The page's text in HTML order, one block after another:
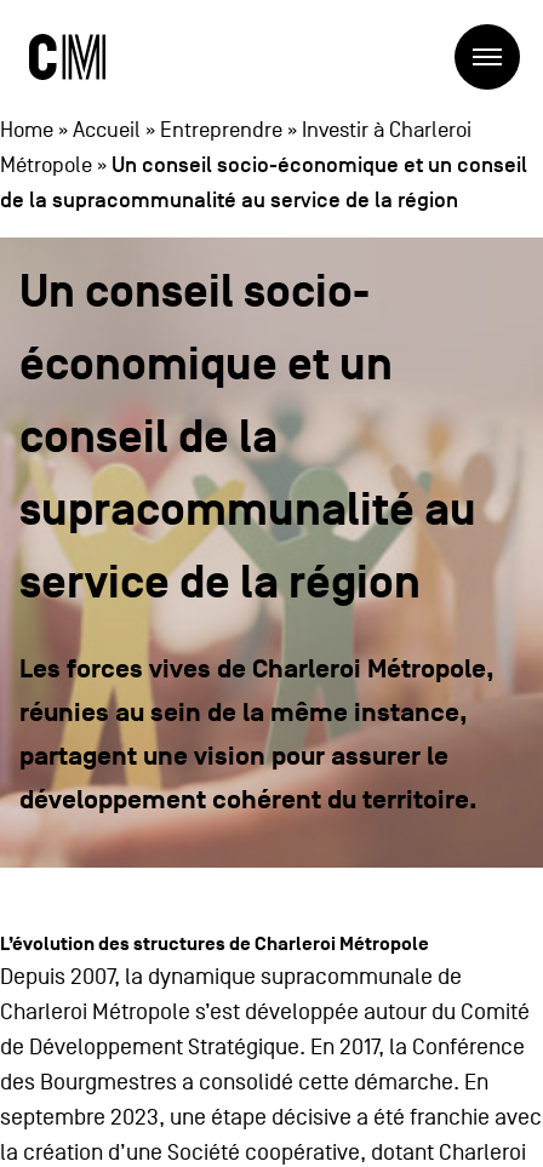
Charleroi
Métropole
Navigation
Charleroi Métropole
Structures
Manger local
Se former
Visiter
Projets
Blog
Contact
Navigation
secondaire
CONTACTEZ-NOUS
MENTIONS LÉGALES
COOKIES POLICY
POLITIQUE VIE PRIVÉE
FacebookInstagramYoutubeLinkedIn
Home »Accueil » Entreprendre » Investir à Charleroi
Métropole » Un conseil socio-économique et un conseil
de la supracommunalité au service de la région
Un conseil socio-
économique et un
conseil de la
supracommunalité au
service de la région
Les forces vives de Charleroi Métropole,
réunies au sein de la même instance,
partagent une vision pour assurer le
développement cohérent du territoire.
L’évolution des structures de Charleroi Métropole
Depuis 2007, la dynamique supracommunale de
Charleroi Métropole s’est développée autour du Comité
de Développement Stratégique. En 2017, la Conférence
des Bourgmestres a consolidé cette démarche. En
septembre 2023, une étape décisive a été franchie avec
la création d’une Société coopérative, dotant Charleroi